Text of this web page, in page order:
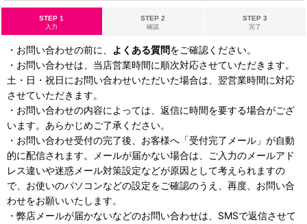
STEP 1
入力
STEP 2
確認
STEP 3
完了
・お問い合わせの前に、 よくある質問をご確認ください。
・お問い合わせは、当店営業時間に順次対応させていただきます。
土・日・祝日にお問い合わせいただいた場合は、翌営業時間に対応
させていただきます。
・お問い合わせの内容によっては、返信に時間を要する場合がござ
います。あらかじめご了承ください。
・お問い合わせ受付の完了後、お客様へ「受付完了メール」が自動
的に配信されます。メールが届かない場合は、ご入力のメールアド
レス違いや迷惑メール対策設定などが原因として考えられますの
で、お使いのパソコンなどの設定をご確認のうえ、再度、お問い合
わせをお願いいたします。
・弊店メールが届かないなどのお問い合わせは、SMSで返信させて